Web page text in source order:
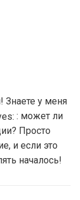
Знаете у меня
: может ли
Просто
и если это
началось!